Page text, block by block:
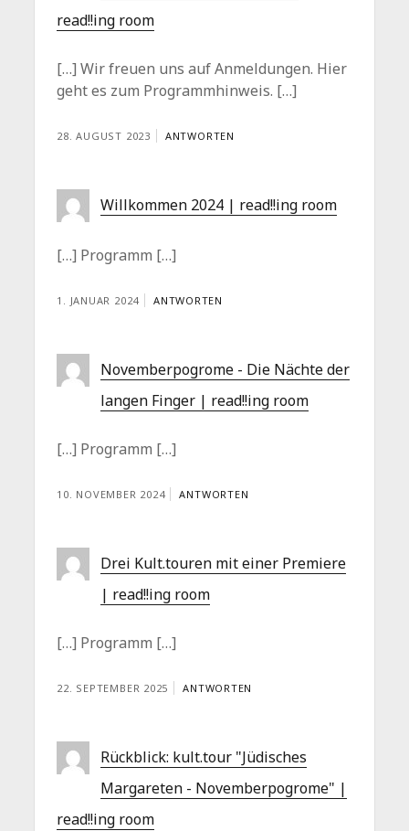
read!!ing room
[…] Wir freuen uns auf Anmeldungen. Hier
geht es zum Programmhinweis. […]
28. AUGUST 2023 ANTWORTEN
Willkommen 2024 | read!!ing room
[…] Programm […]
1. JANUAR 2024 ANTWORTEN
Novemberpogrome - Die Nächte der
langen Finger | read!!ing room
[…] Programm […]
10. NOVEMBER 2024 ANTWORTEN
Drei Kult.touren mit einer Premiere
| read!!ing room
[…] Programm […]
22. SEPTEMBER 2025 ANTWORTEN
Rückblick: kult.tour "Jüdisches
Margareten - Novemberpogrome" |
read!!ing room